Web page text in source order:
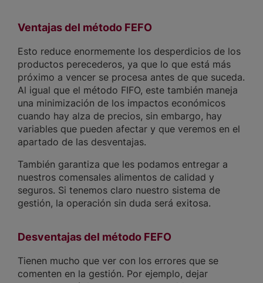
Ventajas del método FEFO
Esto reduce enormemente los desperdicios de los
productos perecederos, ya que lo que está más
próximo a vencer se procesa antes de que suceda.
Al igual que el método FIFO, este también maneja
una minimización de los impactos económicos
cuando hay alza de precios, sin embargo, hay
variables que pueden afectar y que veremos en el
apartado de las desventajas.
También garantiza que les podamos entregar a
nuestros comensales alimentos de calidad y
seguros. Si tenemos claro nuestro sistema de
gestión, la operación sin duda será exitosa.
Desventajas del método FEFO
Tienen mucho que ver con los errores que se
comenten en la gestión. Por ejemplo, dejar